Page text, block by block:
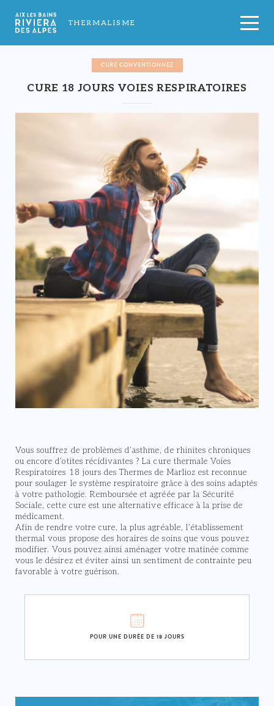
THERMALISME
CURE CONVENTIONNÉE
CURE 18 JOURS VOIES RESPIRATOIRES
Vous souffrez de problèmes d’asthme, de rhinites chroniques
ou encore d’otites récidivantes ? La cure thermale Voies
Respiratoires 18 jours des Thermes de Marlioz est reconnue
pour soulager le système respiratoire grâce à des soins adaptés
à votre pathologie. Remboursée et agréée par la Sécurité
Sociale, cette cure est une alternative efficace à la prise de
médicament.
Afin de rendre votre cure, la plus agréable, l’établissement
thermal vous propose des horaires de soins que vous pouvez
modifier. Vous pouvez ainsi aménager votre matinée comme
vous le désirez et éviter ainsi un sentiment de contrainte peu
favorable à votre guérison.
POUR UNE DURÉE DE 18 JOURS